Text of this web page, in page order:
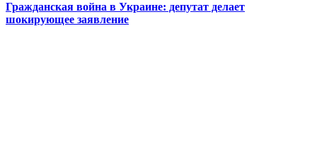
Гражданская война в Украине: депутат делает
шокирующее заявление